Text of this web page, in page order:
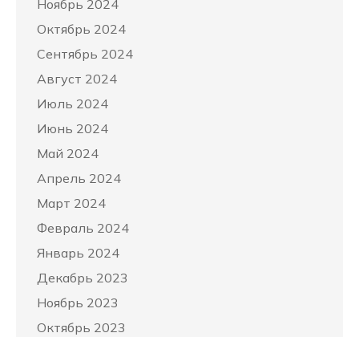
Ноябрь 2024
Октябрь 2024
Сентябрь 2024
Август 2024
Июль 2024
Июнь 2024
Май 2024
Апрель 2024
Март 2024
Февраль 2024
Январь 2024
Декабрь 2023
Ноябрь 2023
Октябрь 2023